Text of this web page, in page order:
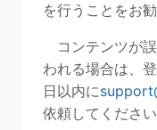
を行うことをお勧
コンテンツが
われる場合は、
日以内に
依頼してください